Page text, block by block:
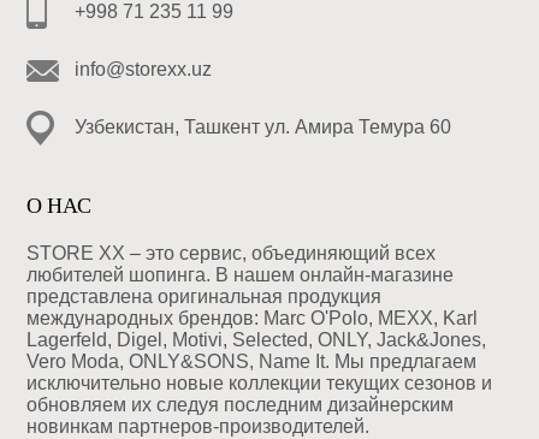
+998 71 235 11 99
info@storexx.uz
Узбекистан, Ташкент ул. Амира Темура 60
О НАС
STORE XX – это сервис, объединяющий всех
любителей шопинга. В нашем онлайн-магазине
представлена оригинальная продукция
международных брендов: Marc O'Polo, MEXX, Karl
Lagerfeld, Digel, Motivi, Selected, ONLY, Jack&Jones,
Vero Moda, ONLY&SONS, Name It. Мы предлагаем
исключительно новые коллекции текущих сезонов и
обновляем их следуя последним дизайнерским
новинкам партнеров-производителей.